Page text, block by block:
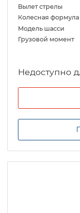
Вылет стрелы
Колесная формула
Модель шасси
Грузовой момент